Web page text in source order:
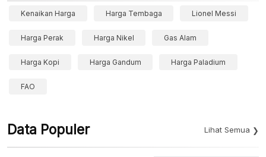
Kenaikan Harga Harga Tembaga Lionel Messi
Harga Perak Harga Nikel Gas Alam
Harga Kopi Harga Gandum Harga Paladium
FAO
Data Populer Lihat Semua